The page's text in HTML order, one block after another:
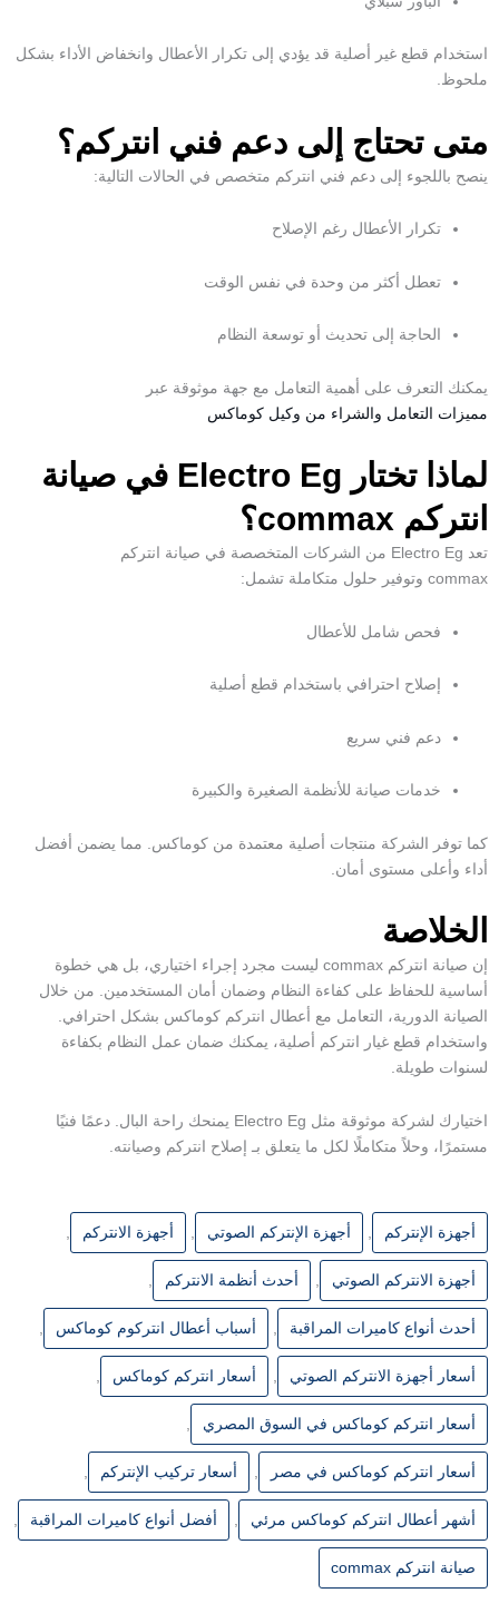
استخدام قطع غير أصلية قد يؤدي إلى تكرار الأعطال وانخفاض الأداء بشكل
ملحوظ.
متى تحتاج إلى دعم فني انتركم؟
ينصح باللجوء إلى دعم فني انتركم متخصص في الحالات التالية:
تكرار الأعطال رغم الإصلاح
تعطل أكثر من وحدة في نفس الوقت
الحاجة إلى تحديث أو توسعة النظام
يمكنك التعرف على أهمية التعامل مع جهة موثوقة عبر
مميزات التعامل والشراء من وكيل كوماكس
لماذا تختار Electro Eg في صيانة
انتركم commax؟
تعد Electro Eg من الشركات المتخصصة في صيانة انتركم
commax وتوفير حلول متكاملة تشمل:
فحص شامل للأعطال
إصلاح احترافي باستخدام قطع أصلية
دعم فني سريع
خدمات صيانة للأنظمة الصغيرة والكبيرة
كما توفر الشركة منتجات أصلية معتمدة من كوماكس. مما يضمن أفضل
أداء وأعلى مستوى أمان.
الخلاصة
إن صيانة انتركم commax
ليست مجرد إجراء اختياري، بل هي خطوة
أساسية للحفاظ على كفاءة النظام وضمان أمان المستخدمين. من خلال
الصيانة الدورية، التعامل مع أعطال انتركم كوماكس بشكل احترافي.
واستخدام قطع غيار انتركم أصلية، يمكنك ضمان عمل النظام بكفاءة
لسنوات طويلة.
اختيارك لشركة موثوقة مثل Electro Eg يمنحك راحة البال. دعمًا فنيًا
مستمرًا، وحلاً متكاملًا لكل ما يتعلق بـ إصلاح انتركم وصيانته.
أجهزة الإنتركم أجهزة الإنتركم الصوتي أجهزة الانتركم
أجهزة الانتركم الصوتي أحدث أنظمة الانتركم
أحدث أنواع كاميرات المراقبة أسباب أعطال انتركوم كوماكس
أسعار أجهزة الانتركم الصوتي أسعار انتركم كوماكس
أسعار انتركم كوماكس في السوق المصري
أسعار انتركم كوماكس في مصر أسعار تركيب الإنتركم
أشهر أعطال انتركم كوماكس مرئي أفضل أنواع كاميرات المراقبة
صيانة انتركم commax